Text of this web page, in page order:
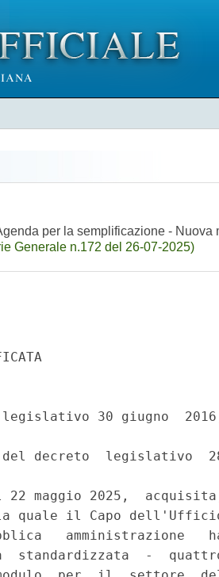
per la semplificazione - Nuova
Generale n.172 del 26-07-2025)